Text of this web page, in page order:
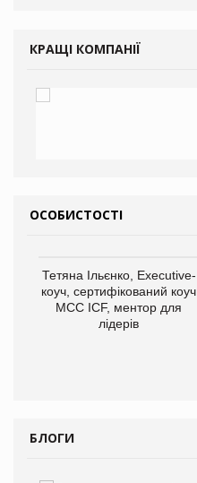
КРАЩІ КОМПАНІЇ
ОСОБИСТОСТІ
Тетяна Ільєнко, Executive-
коуч, сертифікований коуч
МСС ICF, ментор для
лідерів
БЛОГИ